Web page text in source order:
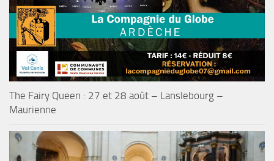
The Fairy Queen : 27 et 28 août – Lanslebourg –
Maurienne